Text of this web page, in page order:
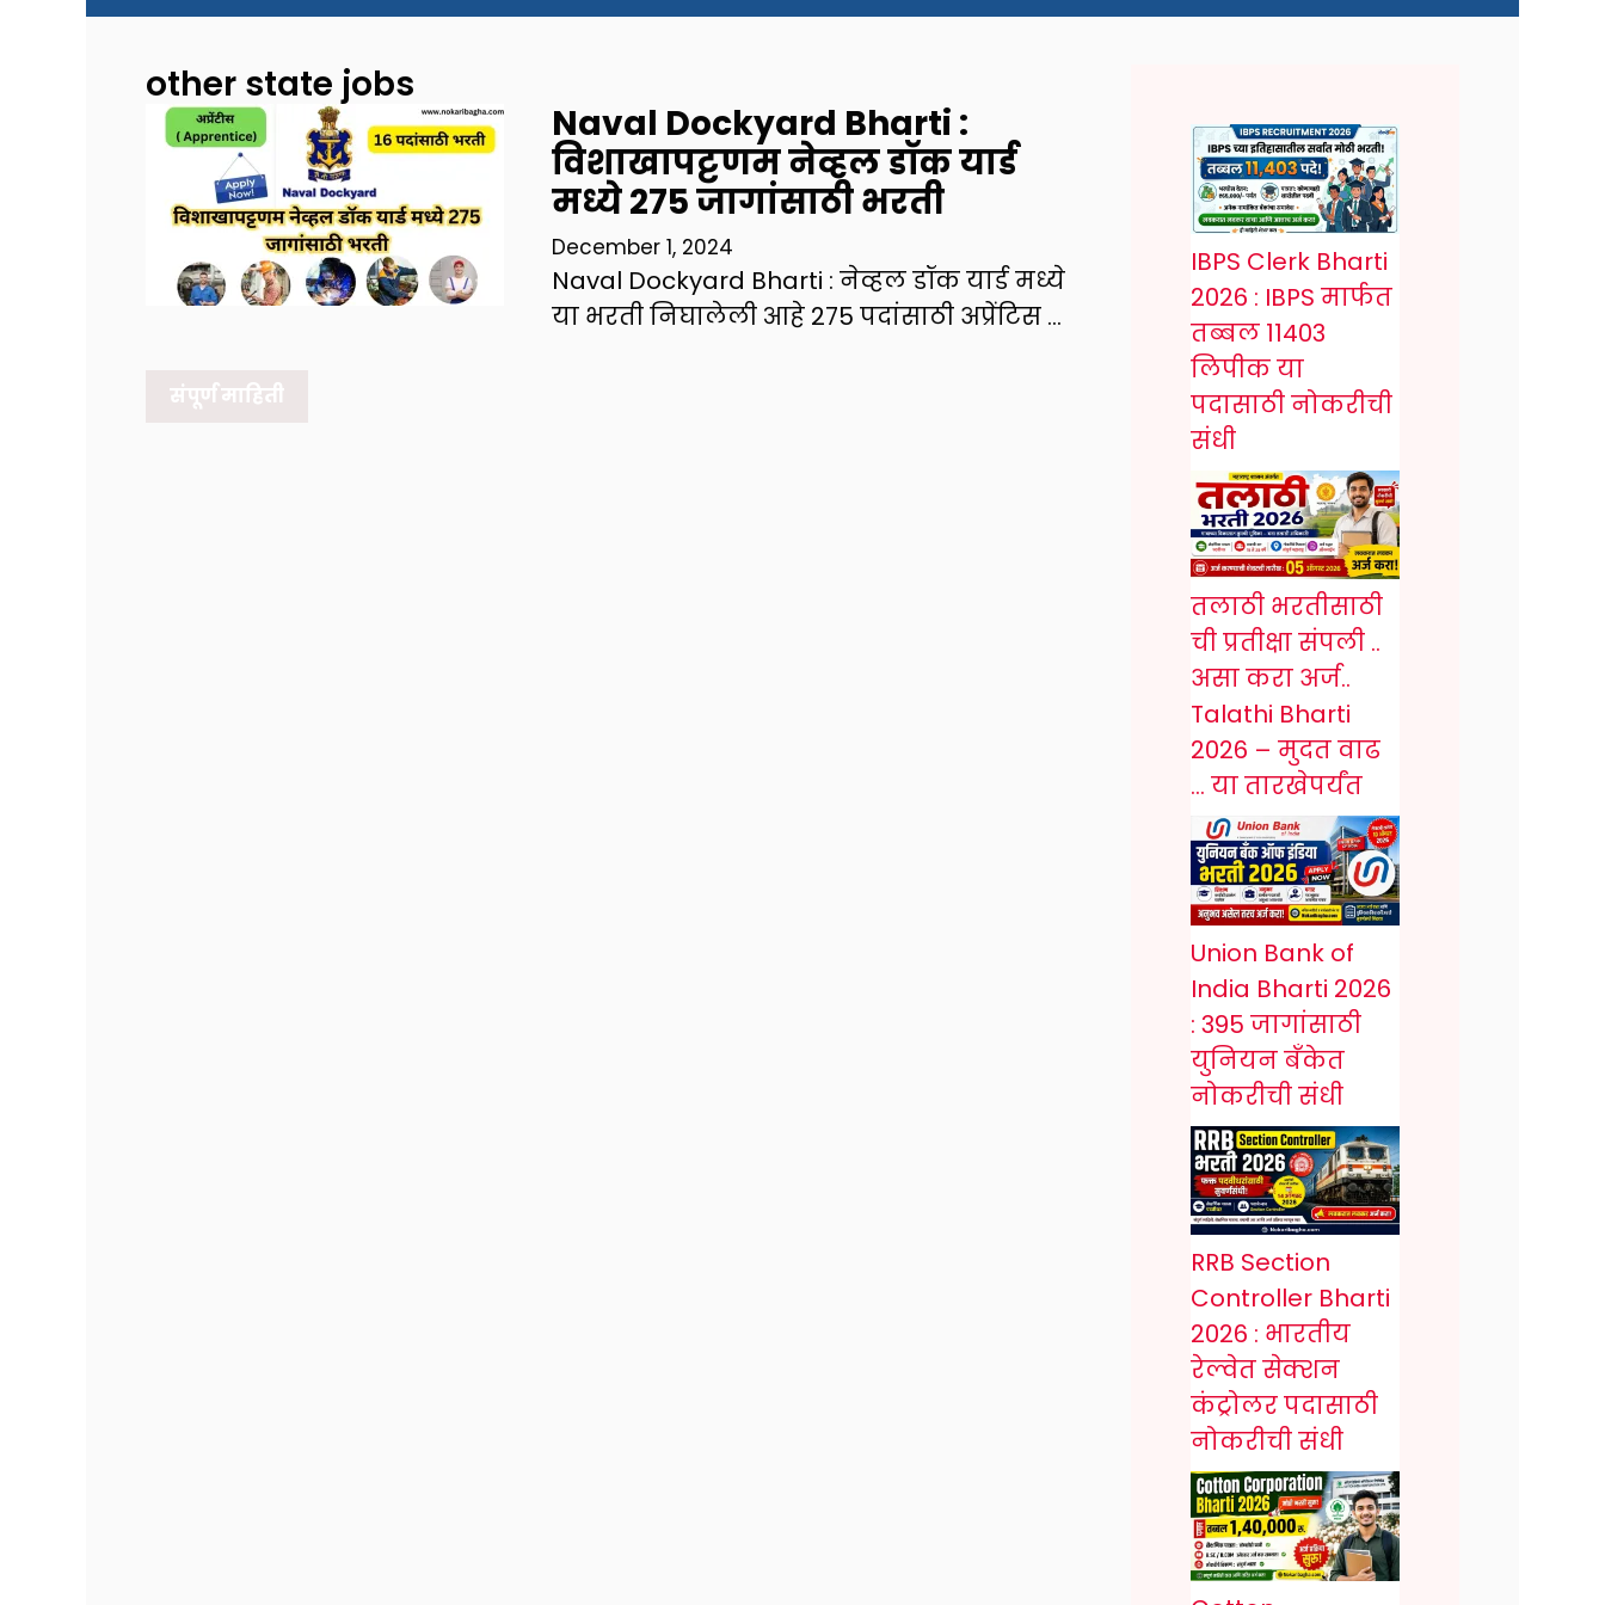
other state jobs
Naval Dockyard Bharti :
विशाखापट्टणम नेव्हल डॉक यार्ड
मध्ये 275 जागांसाठी भरती
December 1, 2024
Naval Dockyard Bharti : नेव्हल डॉक यार्ड मध्ये
या भरती निघालेली आहे 275 पदांसाठी अप्रेंटिस …
संपूर्ण माहिती
IBPS Clerk Bharti
2026 : IBPS मार्फत
तब्बल 11403
लिपीक या
पदासाठी नोकरीची
संधी
तलाठी भरतीसाठी
ची प्रतीक्षा संपली ..
असा करा अर्ज..
Talathi Bharti
2026 – मुदत वाढ
… या तारखेपर्यंत
Union Bank of
India Bharti 2026
: 395 जागांसाठी
युनियन बँकेत
नोकरीची संधी
RRB Section
Controller Bharti
2026 : भारतीय
रेल्वेत सेक्शन
कंट्रोलर पदासाठी
नोकरीची संधी